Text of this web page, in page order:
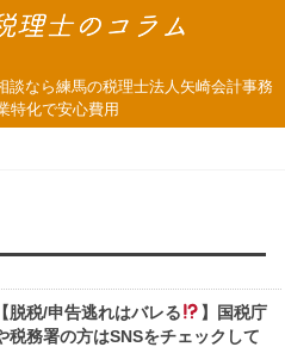
談なら練馬の税理士法人矢崎会計事務
特化で安心費用
【脱税/申告逃れはバレる
】国税庁
税務署の方はSNSをチェックして